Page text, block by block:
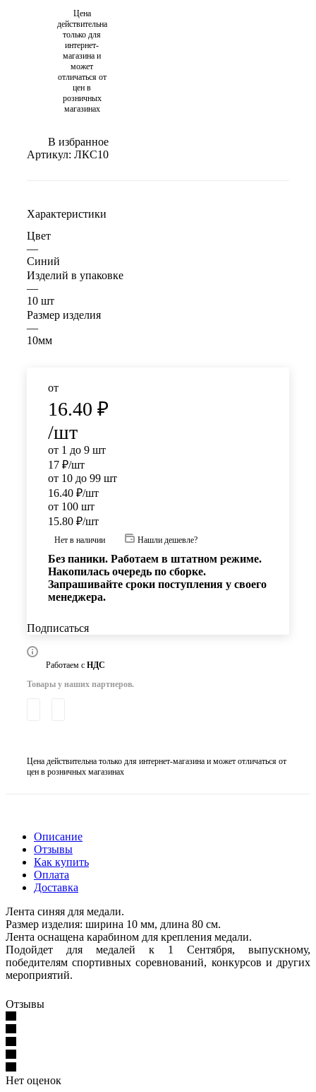
Цена
действительна
только для
интернет-
магазина и
может
отличаться от
цен в
розничных
магазинах
В избранное
Артикул: ЛКС10
Характеристики
Цвет
—
Синий
Изделий в упаковке
—
10 шт
Размер изделия
—
10мм
от
16.40 ₽
/шт
от 1 до 9 шт
17 ₽/шт
от 10 до 99 шт
16.40 ₽/шт
от 100 шт
15.80 ₽/шт
Нет в наличии Нашли дешевле?
Без паники. Работаем в штатном режиме.
Накопилась очередь по сборке.
Запрашивайте сроки поступления у своего
менеджера.
Подписаться
Работаем с НДС
Товары у наших партнеров.
Цена действительна только для интернет-магазина и может отличаться от
цен в розничных магазинах
Описание
Отзывы
Как купить
Оплата
Доставка
Лента синяя для медали.
Размер изделия: ширина 10 мм, длина 80 см.
Лента оснащена карабином для крепления медали.
Подойдет для медалей к 1 Сентября, выпускному,
победителям спортивных соревнований, конкурсов и других
мероприятий.
Отзывы
Нет оценок